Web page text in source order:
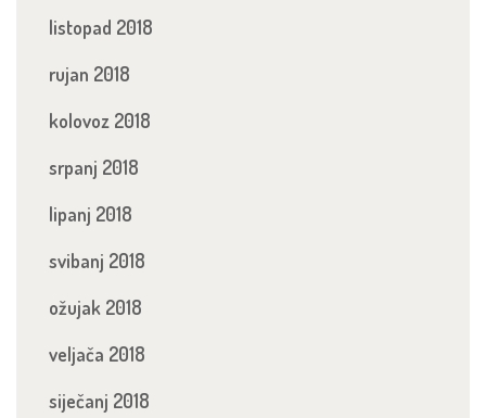
listopad 2018
rujan 2018
kolovoz 2018
srpanj 2018
lipanj 2018
svibanj 2018
ožujak 2018
veljača 2018
siječanj 2018